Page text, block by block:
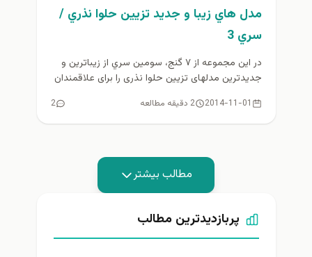
مدل هاي زيبا و جديد تزيين حلوا نذري /
سري 3
در این مجموعه از ۷ گنج، سومين سري از زیباترین و
جدیدترین مدلهای تزیین حلوا نذری را برای علاقمندان
2014-11-01 2 دقیقه مطالعه 2
مطالب بیشتر
پربازدیدترین مطالب